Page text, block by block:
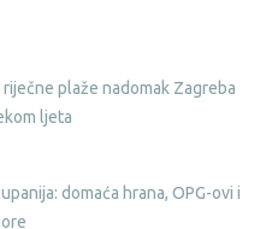
plaže nadomak Zagreba
ljeta
domaća hrana, OPG-ovi i